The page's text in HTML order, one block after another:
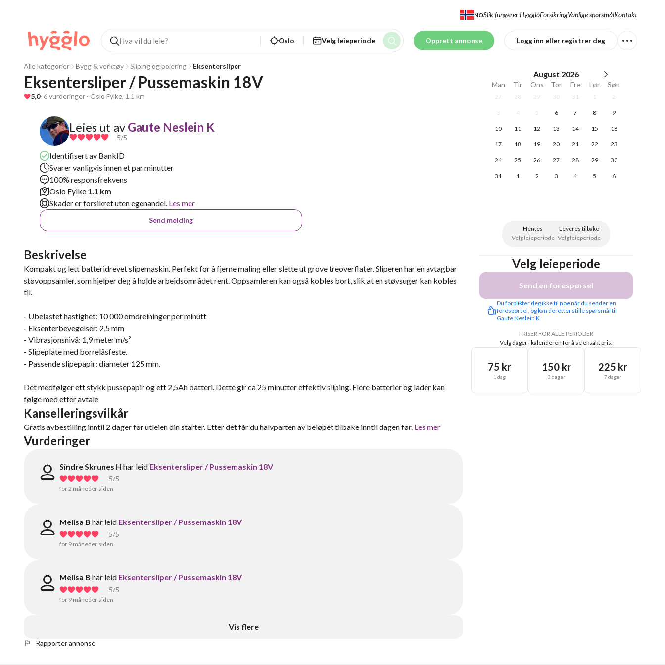
NOSlik fungerer HyggloForsikringVanlige spørsmålKontakt
Oslo Velg leieperiode Opprett annonse Logg inn eller registrer deg
Alle kategorier Bygg & verktøy Sliping og polering Eksentersliper
Eksentersliper / Pussemaskin 18V
5,0· 6 vurderinger · Oslo Fylke, 1.1 km
Leies ut av Gaute Neslein K
5/5
Identifisert av BankID
Svarer vanligvis innen et par minutter
100% responsfrekvens
Oslo Fylke 1.1 km
Skader er forsikret uten egenandel. Les mer
Send melding
Beskrivelse
Kompakt og lett batteridrevet slipemaskin. Perfekt for å fjerne maling eller slette ut grove treoverflater. Sliperen har en avtagbar
støvoppsamler, som hjelper deg å holde arbeidsområdet rent. Oppsamleren kan også kobles bort, slik at en støvsuger kan kobles
til.
- Ubelastet hastighet: 10 000 omdreininger per minutt
- Eksenterbevegelser: 2,5 mm
- Vibrasjonsnivå: 1,9 meter m/s²
- Slipeplate med borrelåsfeste.
- Passende slipepapir: diameter 125 mm.
Det medfølger ett stykk pussepapir og ett 2,5Ah batteri. Dette gir ca 25 minutter effektiv sliping. Flere batterier og lader kan
følge med etter avtale
Kanselleringsvilkår
Gratis avbestilling inntil 2 dager før utleien din starter. Etter det får du halvparten av beløpet tilbake inntil dagen før. Les mer
Vurderinger
Sindre Skrunes H har leid Eksentersliper / Pussemaskin 18V
5/5
for 2 måneder siden
Melisa B har leid Eksentersliper / Pussemaskin 18V
5/5
for 9 måneder siden
Melisa B har leid Eksentersliper / Pussemaskin 18V
5/5
for 9 måneder siden
Vis flere
August 2026
Man Tir Ons Tor Fre Lør Søn
27 28 29 30 31 1 2
3 4 5 6 7 8 9
10 11 12 13 14 15 16
17 18 19 20 21 22 23
24 25 26 27 28 29 30
31 1 2 3 4 5 6
Hentes
Velg leieperiode
Leveres tilbake
Velg leieperiode
Velg leieperiode
Send en forespørsel
Du forplikter deg ikke til noe når du sender en
forespørsel, og kan deretter stille spørsmål til
Gaute Neslein K
PRISER FOR ALLE PERIODER
Velg dager i kalenderen for å se eksakt pris.
75 kr
1 dag
150 kr
3 dager
225 kr
7 dager
Rapporter annonse